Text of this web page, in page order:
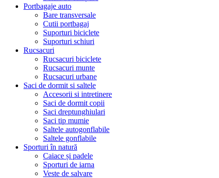
Portbagaje auto
Bare transversale
Cutii portbagaj
Suporturi biciclete
Suporturi schiuri
Rucsacuri
Rucsacuri biciclete
Rucsacuri munte
Rucsacuri urbane
Saci de dormit si saltele
Accesorii si intretinere
Saci de dormit copii
Saci dreptunghiulari
Saci tip mumie
Saltele autogonflabile
Saltele gonflabile
Sporturi în natură
Caiace și padele
Sporturi de iarna
Veste de salvare